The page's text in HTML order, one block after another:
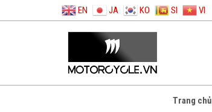
EN JA KO SI VI
Trang chủ